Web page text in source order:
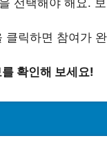
클릭하면 참여가
확인해 보세요!